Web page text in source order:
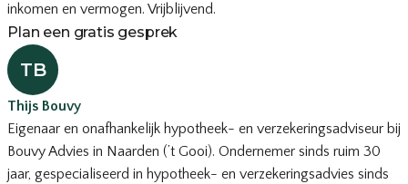
inkomen en vermogen. Vrijblijvend.
Plan een gratis gesprek
TB
Thijs Bouvy
Eigenaar en onafhankelijk hypotheek- en verzekeringsadviseur bij
Bouvy Advies in Naarden (’t Gooi). Ondernemer sinds ruim 30
jaar, gespecialiseerd in hypotheek- en verzekeringsadvies sinds